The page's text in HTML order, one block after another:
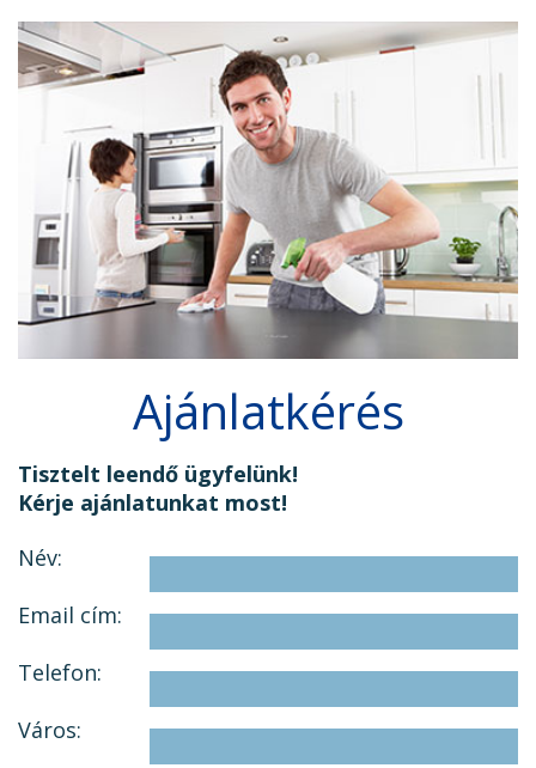
Ajánlatkérés
Tisztelt leendő ügyfelünk!
Kérje ajánlatunkat most!
Név:
Email cím:
Telefon:
Város: